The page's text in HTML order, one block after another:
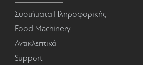
Συστήματα Πληροφορικής
Food Machinery
Αντικλεπτικά
Support